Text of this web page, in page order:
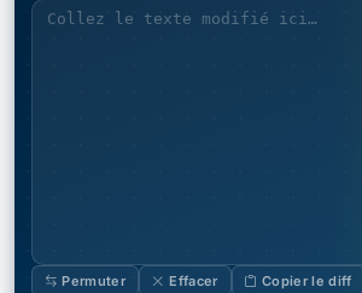
Permuter Effacer Copier le diff